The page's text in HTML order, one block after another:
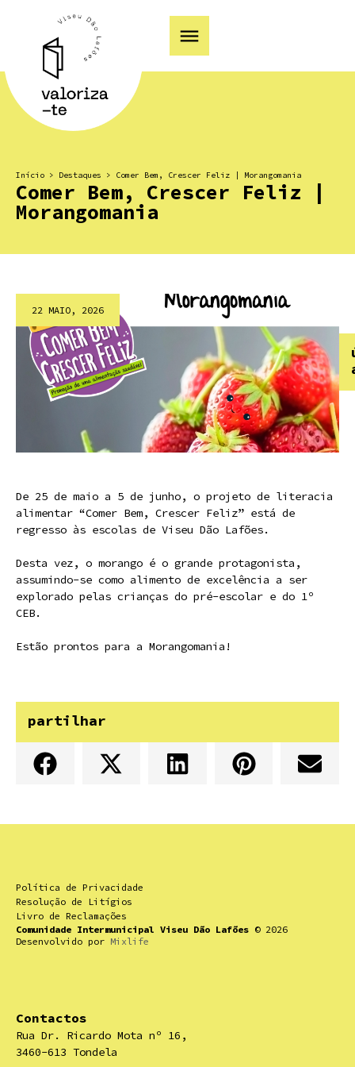
Início > Destaques > Comer Bem, Crescer Feliz | Morangomania
Comer Bem, Crescer Feliz |
Morangomania
22 MAIO, 2026
De 25 de maio a 5 de junho, o projeto de literacia
alimentar “Comer Bem, Crescer Feliz” está de
regresso às escolas de Viseu Dão Lafões.
Desta vez, o morango é o grande protagonista,
assumindo-se como alimento de excelência a ser
explorado pelas crianças do pré-escolar e do 1º
CEB.
Estão prontos para a Morangomania!
partilhar
Política de Privacidade
Resolução de Litígios
Livro de Reclamações
Comunidade Intermunicipal Viseu Dão Lafões © 2026
Desenvolvido por Mixlife
Contactos
Rua Dr. Ricardo Mota nº 16,
3460-613 Tondela